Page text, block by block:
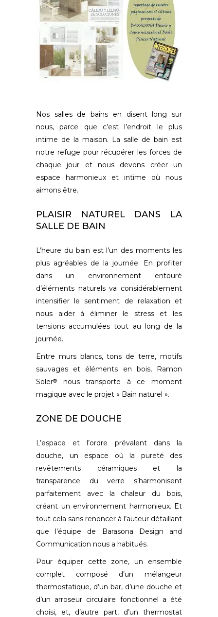
Nos salles de bains en disent long sur
nous, parce que c’est l’endroit le plus
intime de la maison. La salle de bain est
notre refuge pour récupérer les forces de
chaque jour et nous devons créer un
espace harmonieux et intime où nous
aimons être.
PLAISIR NATUREL DANS LA
SALLE DE BAIN
L’heure du bain est l’un des moments les
plus agréables de la journée. En profiter
dans un environnement entouré
d’éléments naturels va considérablement
intensifier le sentiment de relaxation et
nous aider à éliminer le stress et les
tensions accumulées tout au long de la
journée.
Entre murs blancs, tons de terre, motifs
sauvages et éléments en bois, Ramon
Soler®
nous transporte à ce moment
magique avec le projet « Bain naturel ».
ZONE DE DOUCHE
L’espace et l’ordre prévalent dans la
douche, un espace où la pureté des
revêtements céramiques et la
transparence du verre s’harmonisent
parfaitement avec la chaleur du bois,
créant un environnement harmonieux. Et
tout cela sans renoncer à l’auteur détaillant
que l’équipe de Barasona Design and
Communication nous a habitués.
Pour équiper cette zone, un ensemble
complet composé d’un mélangeur
thermostatique, d’un bar, d’une douche et
d’un arroseur circulaire fonctionnel a été
choisi, et, d’autre part, d’un thermostat